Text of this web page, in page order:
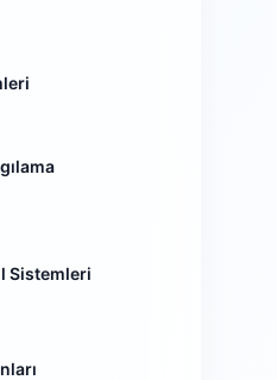
Sistemleri